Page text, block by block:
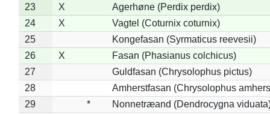
23 X
Agerhøne (Perdix perdix)
24
X
Vagtel (Coturnix coturnix)
25
Kongefasan (Syrmaticus reevesii)
26
X
Fasan (Phasianus colchicus)
27
Guldfasan (Chrysolophus pictus)
28
Amherstfasan (Chrysolophus
29
*
Nonnetræand (Dendrocygna